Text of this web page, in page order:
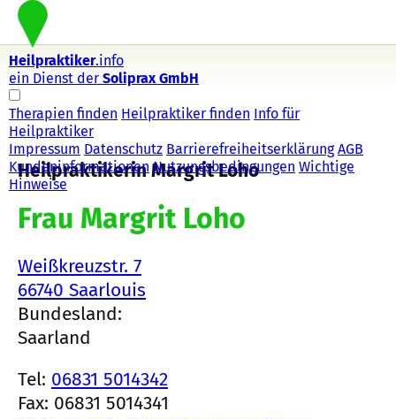
Heilpraktiker.info
ein Dienst der Soliprax GmbH
Therapien finden Heilpraktiker finden Info für
Heilpraktiker
Impressum Datenschutz Barrierefreiheitserklärung AGB
Kundeninformationen Nutzungsbedingungen Wichtige
Hinweise
Heilpraktikerin Margrit Loho
Frau Margrit Loho
Weißkreuzstr. 7
66740 Saarlouis
Bundesland:
Saarland
Tel: 06831 5014342
Fax: 06831 5014341